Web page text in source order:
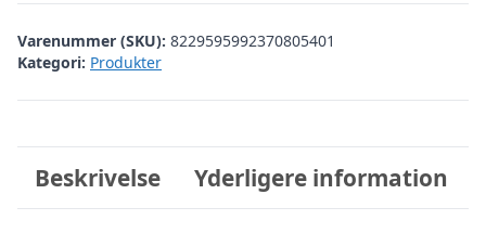
Varenummer (SKU): 8229595992370805401
Kategori: Produkter
Beskrivelse Yderligere information